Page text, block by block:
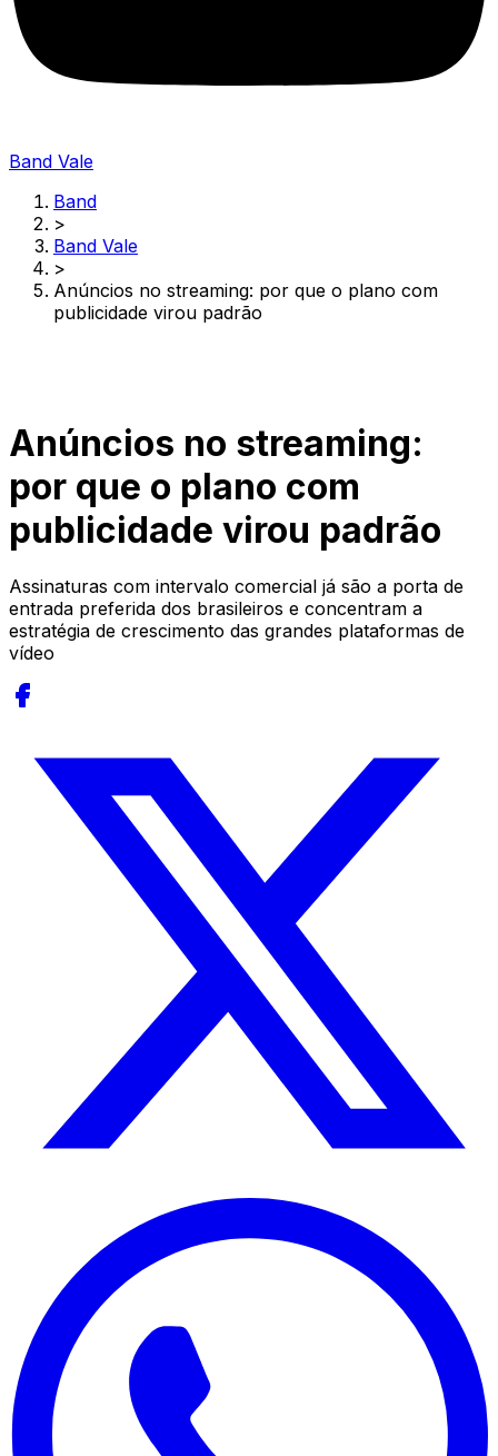
Band Vale
Band
>
Band Vale
>
Anúncios no streaming: por que o plano com
publicidade virou padrão
Anúncios no streaming:
por que o plano com
publicidade virou padrão
Assinaturas com intervalo comercial já são a porta de
entrada preferida dos brasileiros e concentram a
estratégia de crescimento das grandes plataformas de
vídeo